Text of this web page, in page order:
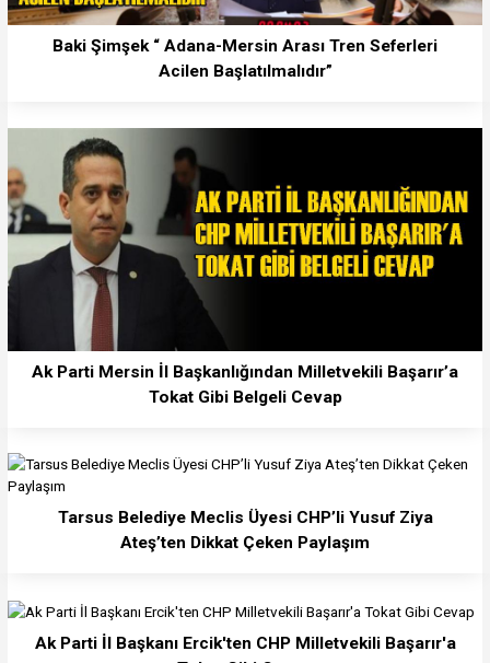
Baki Şimşek “ Adana-Mersin Arası Tren Seferleri
Acilen Başlatılmalıdır”
Ak Parti Mersin İl Başkanlığından Milletvekili Başarır’a
Tokat Gibi Belgeli Cevap
Tarsus Belediye Meclis Üyesi CHP’li Yusuf Ziya
Ateş’ten Dikkat Çeken Paylaşım
Ak Parti İl Başkanı Ercik'ten CHP Milletvekili Başarır'a